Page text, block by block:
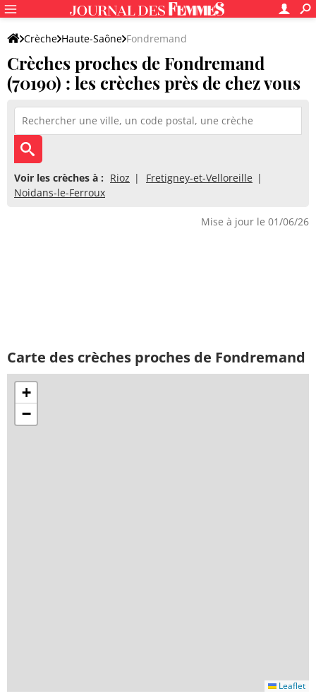
Crèche Haute-Saône Fondremand
Crèches proches de Fondremand
(70190) : les crèches près de chez vous
Voir les crèches à : Rioz
Fretigney-et-Velloreille
Noidans-le-Ferroux
Mise à jour le 01/06/26
Carte des crèches proches de Fondremand
+
−
Leaflet